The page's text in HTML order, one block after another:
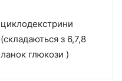
циклодекстрини
(складаються з 6,7,8
ланок глюкози )